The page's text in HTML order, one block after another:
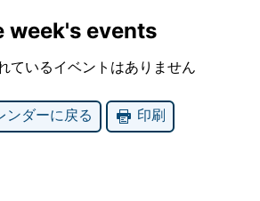
week's events
ているイベントはありません
ンダーに戻る 印刷